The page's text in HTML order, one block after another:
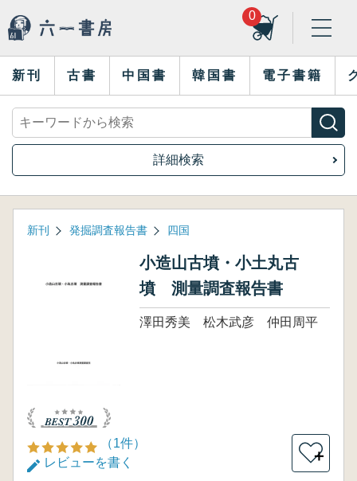
0
新刊 古書 中国書 韓国書 電子書籍
詳細検索
新刊 発掘調査報告書 四国
小造山古墳・小土丸古
墳 測量調査報告書
澤田秀美 松木武彦 仲田周平
（1件）
レビューを書く
＋